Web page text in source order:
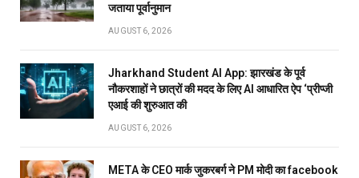
जताया पूर्वानुमान
AUGUST 6, 2026
Jharkhand Student AI App: झारखंड के पूर्व
नौकरशाहों ने छात्रों की मदद के लिए AI आधारित ऐप ‘प्रीप्जी
एआई की शुरुआत की
AUGUST 6, 2026
META के CEO मार्क जुकरबर्ग ने PM मोदी का facebook